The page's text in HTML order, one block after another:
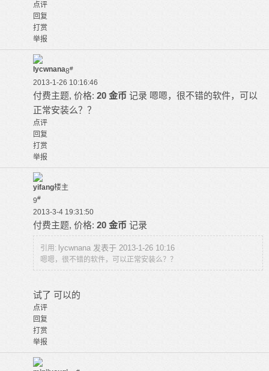
点评
回复
打赏
举报
lycwnana8#
2013-1-26 10:16:46
付费主题, 价格: 20 金币 记录 嗯嗯，很不错的软件，可以
正常安装么？？
点评
回复
打赏
举报
yifang楼主
9#
2013-3-4 19:31:50
付费主题, 价格: 20 金币 记录
引用: lycwnana 发表于 2013-1-26 10:16
嗯嗯，很不错的软件，可以正常安装么？？
试了 可以的
点评
回复
打赏
举报